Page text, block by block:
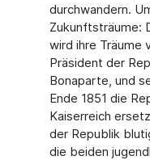
durchwandern.
Zukunftsträume:
wird ihre Träume
Präsident der
Bonaparte, und
Ende 1851 die
Kaiserreich
der Republik
die beiden